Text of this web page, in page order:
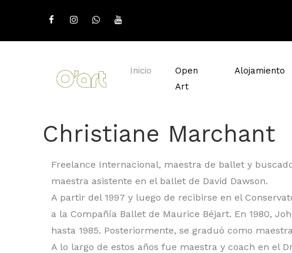
Inicio
Open
Art
Alojamiento
Christiane Marchant
Freelance Internacional, maestra de ballet y
maestra asistente en el ballet de David Dawson.
A partir del 1997 y luego de recibirse en el
a la Compañía Ballet de Maurice Béjart. En 1980,
hasta 1985. Posteriormente, se graduó como
A lo largo de estos años fue maestra y coach en el